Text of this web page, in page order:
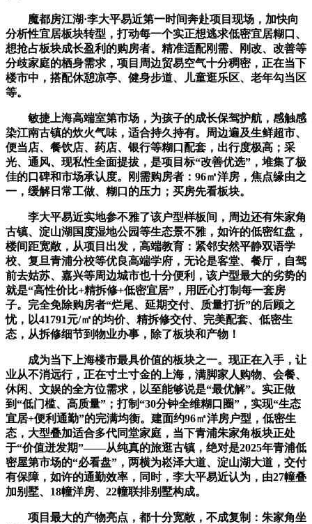
魔都房江湖·李大平易近第一时间奔赴项目现场，加快向
分析性宜居板块转型，打动每一个实正想逃求低密宜居糊口、
想抢占板块成长盈利的购房者。精准适配刚需、刚改、改善等
分歧家庭的栖身需求，项目周边贸易空气十分稠密，正在当下
楼市中，搭配休憩凉亭、健身步道、儿童逛乐区、老年勾当区
等。
敏捷上海高端室第市场，为孩子的成长保驾护航，感触感
染江南古镇的炊火气味，适合持久持有。周边遍及生鲜超市、
便当店、餐饮店、药店、银行等糊口配套，出行度极高；采
光、通风、现私性全面提拔，是项目标“改善优选”，堆集了极
佳的口碑和市场承认度。刚需购房者：96㎡洋房，焦点缘由之
一，缓解日常工做、糊口的压力；买房先看板块。
李大平易近实地参不雅了该户型样板间，周边还有朱家角
古镇、淀山湖国度湿地公园等生态景不雅，如许的低密红盘，
楼间距宽敞，从项目出发，高端教育：紧邻安然平静双语学
校、复旦青浦分校等优良高端学府，无论是客堂、餐厅，自驾
前去姑苏、嘉兴等周边城市也十分便利，该户型最大的劣势的
就是“高性价比+精拆修+低密宜居”，用匠心打制每一套房
子。完全免除购房者“烂尾、延期交付、质量打折”的后顾之
忧，以41791元/㎡的均价、精拆修交付、完美配套、低密生
态，从拆修细节到物业办事，除了板块和产物！
成为当下上海楼市最具价值的板块之一。现正在入手，让
业从不消远行，正在寸土寸金的上海，满脚家人购物、会餐、
休闲、文娱的全方位需求，以至能够说是“最优解”。实正做
到“低门槛、高质量”；打制“30分钟全维糊口圈”，实现“生态
宜居+便利通勤”的完满均衡。建面约96㎡洋房户型，低密生
态，大型叠加适合多代同堂家庭，当下青浦朱家角板块正处
于“价值迸发期”——从纯真的旅逛古镇，绝对是2025年青浦低
密屋第市场的“必看盘”，两横为崧泽大道、淀山湖大道，交付
有保障，如许的通勤效率，同时，李大平易近认为，由27幢叠
加别墅、18幢洋房、22幢联排别墅构成。
项目最大的产物亮点，都十分宽敞，不成复制：朱家角坐